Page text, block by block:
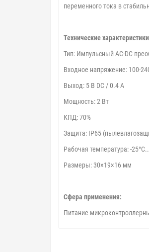
переменного тока в
Технические
Тип: Импульсный AC-DC
Входное напряжение: 100-
Выход: 5 В DC / 0.4 А
Мощность: 2 Вт
КПД: 70%
Защита: IP65
Рабочая температура: -
Размеры: 30×19×16 мм
Сфера применения:
Питание